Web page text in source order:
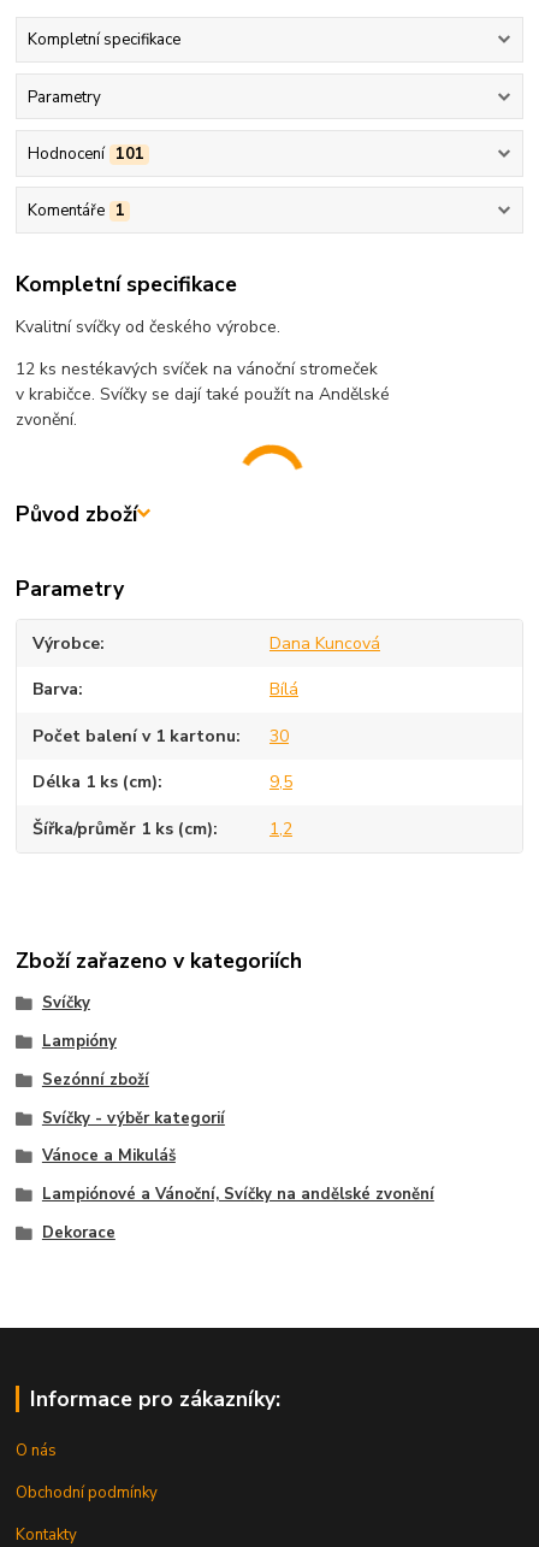
Kompletní specifikace
Parametry
Hodnocení 101
Komentáře 1
Kompletní specifikace
Kvalitní svíčky od českého výrobce.
12 ks nestékavých svíček na vánoční stromeček
v krabičce. Svíčky se dají také použít na Andělské
zvonění.
Původ zboží
Parametry
Výrobce Dana Kuncová
Barva Bílá
Počet balení v 1 kartonu 30
Délka 1 ks (cm) 9,5
Šířka/průměr 1 ks (cm) 1,2
Zboží zařazeno v kategoriích
Svíčky
Lampióny
Sezónní zboží
Svíčky - výběr kategorií
Vánoce a Mikuláš
Lampiónové a Vánoční, Svíčky na andělské zvonění
Dekorace
Informace pro zákazníky:
O nás
Obchodní podmínky
Kontakty